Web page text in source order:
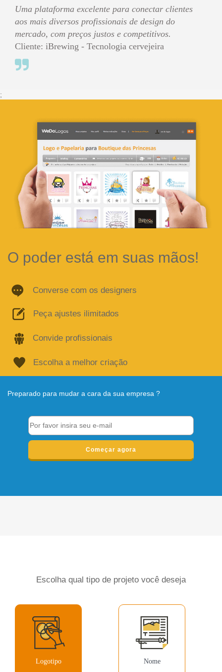
Uma plataforma excelente para conectar clientes
aos mais diversos profissionais de design do
mercado, com preços justos e competitivos.
Cliente: iBrewing - Tecnologia cervejeira
;
O poder está em suas mãos!
Converse com os designers
Peça ajustes ilimitados
Convide profissionais
Escolha a melhor criação
Preparado para mudar a cara da sua empresa ?
Começar agora
Escolha qual tipo de projeto você deseja
Logotipo Nome